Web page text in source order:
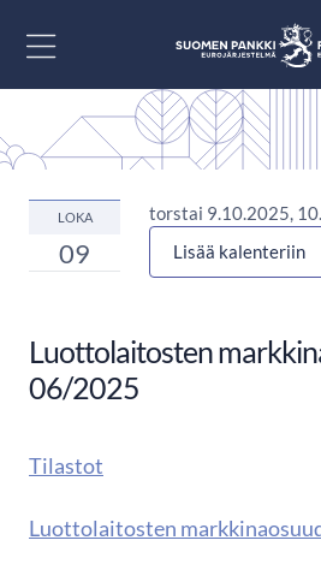
LOKA
09
torstai 9.10.2025,
Lisää kalenteriin
Luottolaitosten
06/2025
Tilastot
Luottolaitosten